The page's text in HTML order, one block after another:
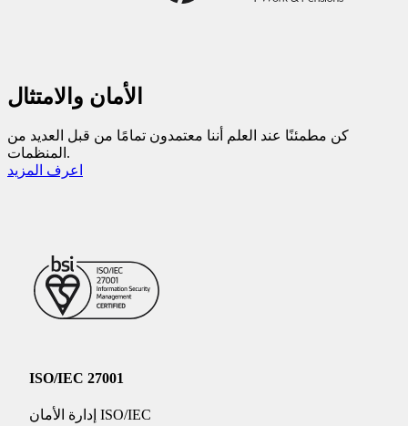
الأمان والامتثال
كن مطمئنًا عند العلم أننا معتمدون تمامًا من قبل العديد من
المنظمات.
اعرف المزيد
ISO/IEC 27001
إدارة الأمان ISO/IEC